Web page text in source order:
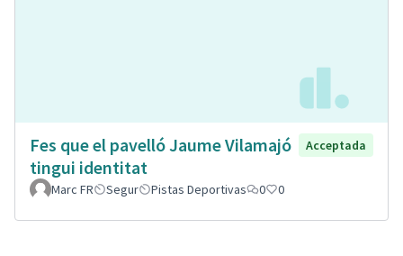
Fes que el pavelló Jaume Vilamajó
tingui identitat
Acceptada
Marc FR Segur Pistas Deportivas 0 0